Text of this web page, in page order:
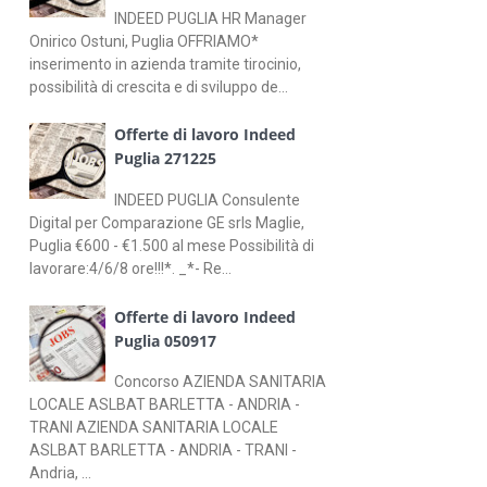
INDEED PUGLIA HR Manager
Onirico Ostuni, Puglia OFFRIAMO*
inserimento in azienda tramite tirocinio,
possibilità di crescita e di sviluppo de...
Offerte di lavoro Indeed
Puglia 271225
INDEED PUGLIA Consulente
Digital per Comparazione GE srls Maglie,
Puglia €600 - €1.500 al mese Possibilità di
lavorare:4/6/8 ore!!!*. _*- Re...
Offerte di lavoro Indeed
Puglia 050917
Concorso AZIENDA SANITARIA
LOCALE ASLBAT BARLETTA - ANDRIA -
TRANI AZIENDA SANITARIA LOCALE
ASLBAT BARLETTA - ANDRIA - TRANI -
Andria, ...